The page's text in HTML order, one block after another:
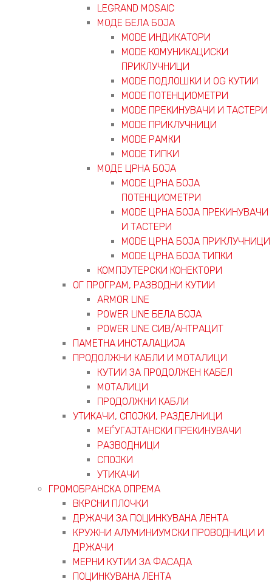
LEGRAND MOSAIC
МОДЕ БЕЛА БОЈА
MODE ИНДИКАТОРИ
MODE КОМУНИКАЦИСКИ
ПРИКЛУЧНИЦИ
MODE ПОДЛОШКИ И OG КУТИИ
MODE ПОТЕНЦИОМЕТРИ
MODE ПРEКИНУВАЧИ И ТАСТЕРИ
MODE ПРИКЛУЧНИЦИ
MODE РАМКИ
MODE ТИПКИ
МОДЕ ЦРНА БОЈА
MODE ЦРНА БОЈА
ПОТЕНЦИОМЕТРИ
MODE ЦРНА БОЈА ПРЕКИНУВАЧИ
И ТАСТЕРИ
MODE ЦРНА БОЈА ПРИКЛУЧНИЦИ
MODE ЦРНА БОЈА ТИПКИ
КОМПЈУТЕРСКИ КОНЕКТОРИ
ОГ ПРОГРАМ, РАЗВОДНИ КУТИИ
ARMOR LINE
POWER LINE БЕЛА БОЈА
POWER LINE СИВ/АНТРАЦИТ
ПАМЕТНА ИНСТАЛАЦИЈА
ПРОДОЛЖНИ КАБЛИ И МОТАЛИЦИ
КУТИИ ЗА ПРОДОЛЖЕН КАБЕЛ
МОТАЛИЦИ
ПРОДОЛЖНИ КАБЛИ
УТИКАЧИ, СПОЈКИ, РАЗДЕЛНИЦИ
МЕЃУГАЈТАНСКИ ПРЕКИНУВАЧИ
РАЗВОДНИЦИ
СПОЈКИ
УТИКАЧИ
ГРОМОБРАНСКА ОПРЕМА
ВКРСНИ ПЛОЧКИ
ДРЖАЧИ ЗА ПОЦИНКУВАНА ЛЕНТА
КРУЖНИ АЛУМИНИУМСКИ ПРОВОДНИЦИ И
ДРЖАЧИ
МЕРНИ КУТИИ ЗА ФАСАДА
ПОЦИНКУВАНА ЛЕНТА